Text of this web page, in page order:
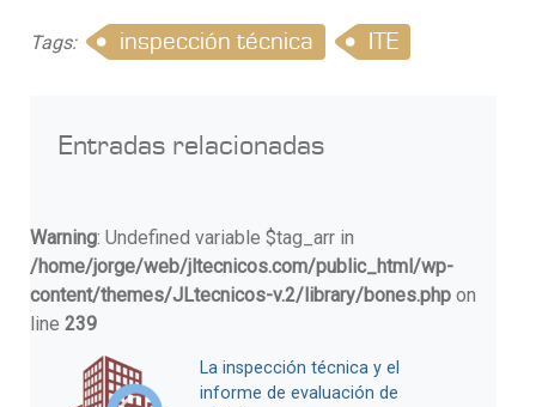
Tags: inspección técnica ITE
Entradas relacionadas
Warning: Undefined variable $tag_arr in
/home/jorge/web/jltecnicos.com/public_html/wp-
content/themes/JLtecnicos-v.2/library/bones.phpon
line 239
La inspección técnica y el
informe de evaluación de